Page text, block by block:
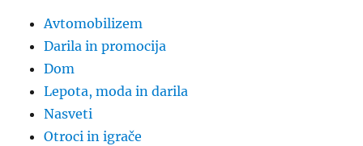
Avtomobilizem
Darila in promocija
Dom
Lepota, moda in darila
Nasveti
Otroci in igrače